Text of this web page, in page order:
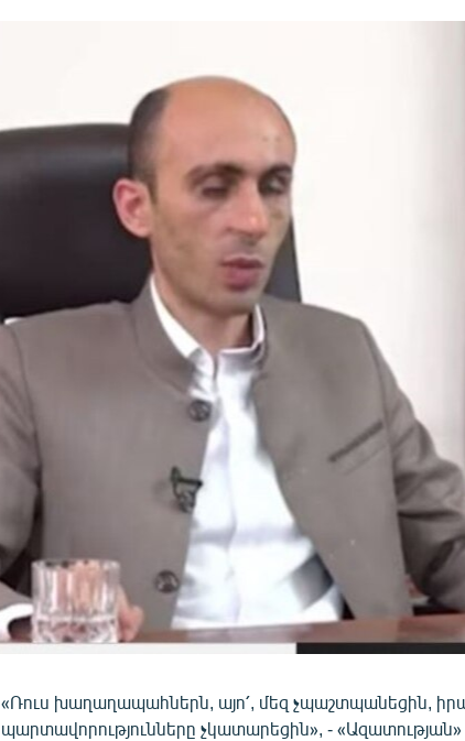
«Ռուս խաղաղապահներն, այո՛, մեզ չպաշտպանեցին,
պարտավորությունները չկատարեցին», -